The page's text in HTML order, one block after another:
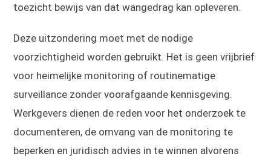
toezicht bewijs van dat wangedrag kan opleveren.
Deze uitzondering moet met de nodige
voorzichtigheid worden gebruikt. Het is geen vrijbrief
voor heimelijke monitoring of routinematige
surveillance zonder voorafgaande kennisgeving.
Werkgevers dienen de reden voor het onderzoek te
documenteren, de omvang van de monitoring te
beperken en juridisch advies in te winnen alvorens